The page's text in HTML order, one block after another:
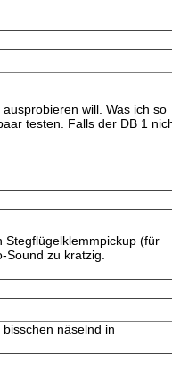
will. Was ich so
testen. Falls der DB 1
Stegflügelklemmpickup (für
zu kratzig.
näselnd in